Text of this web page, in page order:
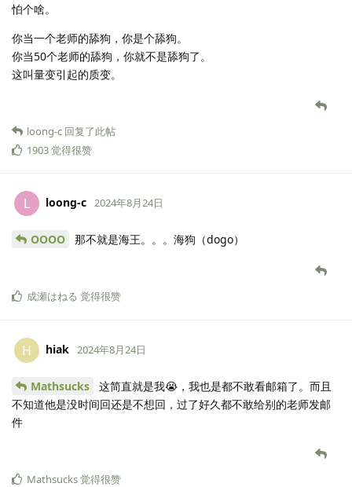
怕个啥。
你当一个老师的舔狗，你是个舔狗。
你当50个老师的舔狗，你就不是舔狗了。
这叫量变引起的质变。
loong-c 回复了此帖
1903觉得很赞
L loong-c 2024年8月24日
OOOO 那不就是海王。。。海狗（dogo）
成瀬はねる 觉得很赞
H hiak 2024年8月24日
Mathsucks
这简直就是我😭，我也是都不敢看邮箱了。而且
不知道他是没时间回还是不想回，过了好久都不敢给别的老师发邮
件
Mathsucks觉得很赞